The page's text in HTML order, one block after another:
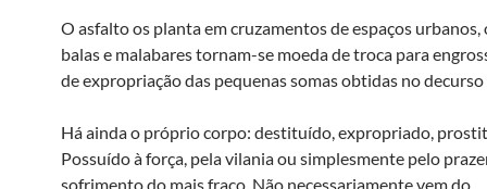
O asfalto os planta em cruzamentos de espaços urbanos,
balas e malabares tornam-se moeda de troca para
de expropriação das pequenas somas obtidas no decurso
Há ainda o próprio corpo: destituído, expropriado,
Possuído à força, pela vilania ou simplesmente pelo
sofrimento do mais fraco. Não necessariamente vem do